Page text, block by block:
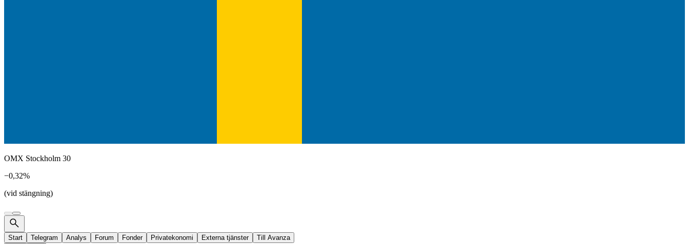
OMX Stockholm 30
−0,32%
(vid stängning)
Start Telegram Analys Forum Fonder Privatekonomi Externa tjänster
Till Avanza